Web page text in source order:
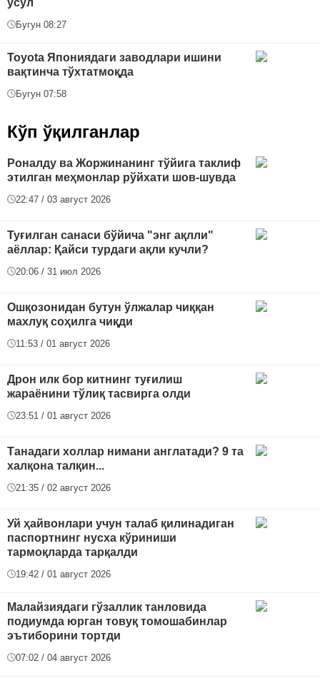
Бугун 08:27
Toyota Япониядаги заводлари ишини
вақтинча тўхтатмоқда
Бугун 07:58
Кўп ўқилганлар
Роналду ва Жоржинанинг тўйига таклиф
этилган меҳмонлар рўйхати шов-шувда
22:47 / 03 август 2026
Туғилган санаси бўйича "энг ақлли"
аёллар: Қайси турдаги ақли кучли?
20:06 / 31 июл 2026
Ошқозонидан бутун ўлжалар чиққан
махлуқ соҳилга чиқди
11:53 / 01 август 2026
Дрон илк бор китнинг туғилиш
жараёнини тўлиқ тасвирга олди
23:51 / 01 август 2026
Танадаги холлар нимани англатади? 9 та
халқона талқин...
21:35 / 02 август 2026
Уй ҳайвонлари учун талаб қилинадиган
паспортнинг нусха кўриниши
тармоқларда тарқалди
19:42 / 01 август 2026
Малайзиядаги гўзаллик танловида
подиумда юрган товуқ томошабинлар
эътиборини тортди
07:02 / 04 август 2026